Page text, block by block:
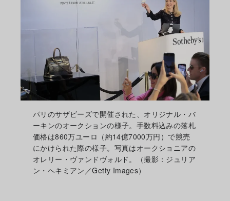
パリのサザビーズで開催された、オリジナル・バ
ーキンのオークションの様子。手数料込みの落札
価格は860万ユーロ（約14億7000万円）で競売
にかけられた際の様子。写真はオークショニアの
オレリー・ヴァンドヴォルド。（撮影：ジュリア
ン・ヘキミアン／Getty Images）